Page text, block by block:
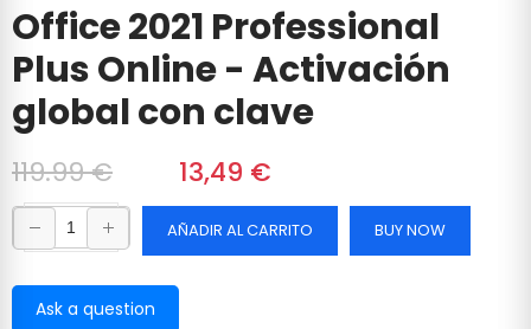
Office 2021 Professional
Plus Online - Activación
global con clave
119.99 € 13,49 €
AÑADIR AL CARRITO BUY NOW
Ask a question